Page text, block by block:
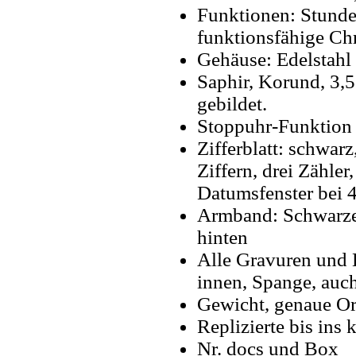
Funktionen:
funktionsfähige
Gehäuse:
Saphir, Korund,
gebildet.
Stoppuhr-
Zifferblatt:
Ziffern, drei
Datumsfenster bei
Armband:
hinten
Alle Gravuren und
innen, Spange,
Gewicht, genaue
Replizierte bis ins
Nr. docs und Box